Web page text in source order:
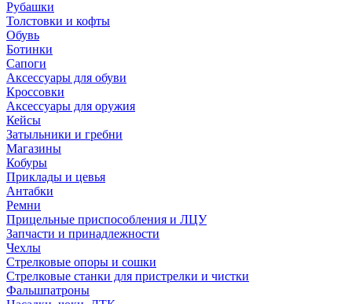
Рубашки
Толстовки и кофты
Обувь
Ботинки
Сапоги
Аксессуары для обуви
Кроссовки
Аксессуары для оружия
Кейсы
Затыльники и гребни
Магазины
Кобуры
Приклады и цевья
Антабки
Ремни
Прицельные приспособления и ЛЦУ
Запчасти и принадлежности
Чехлы
Стрелковые опоры и сошки
Стрелковые станки для пристрелки и чистки
Фальшпатроны